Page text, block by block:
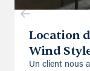
Location
Wind
Un client nous